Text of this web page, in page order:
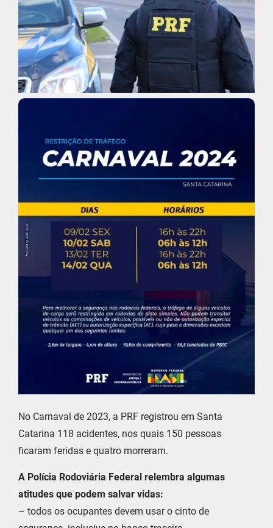
No Carnaval de 2023, a PRF registrou em Santa
Catarina 118 acidentes, nos quais 150 pessoas
ficaram feridas e quatro morreram.
A Polícia Rodoviária Federal relembra algumas
atitudes que podem salvar vidas:
– todos os ocupantes devem usar o cinto de